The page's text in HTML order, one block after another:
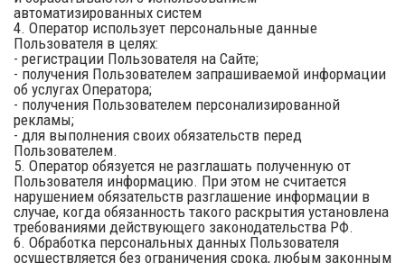
автоматизированных систем
4. Оператор использует персональные данные
Пользователя в целях:
- регистрации Пользователя на Сайте;
- получения Пользователем запрашиваемой информации
об услугах Оператора;
- получения Пользователем персонализированной
рекламы;
- для выполнения своих обязательств перед
Пользователем.
5. Оператор обязуется не разглашать полученную от
Пользователя информацию. При этом не считается
нарушением обязательств разглашение информации в
случае, когда обязанность такого раскрытия установлена
требованиями действующего законодательства РФ.
6. Обработка персональных данных Пользователя
осуществляется без ограничения срока, любым законным